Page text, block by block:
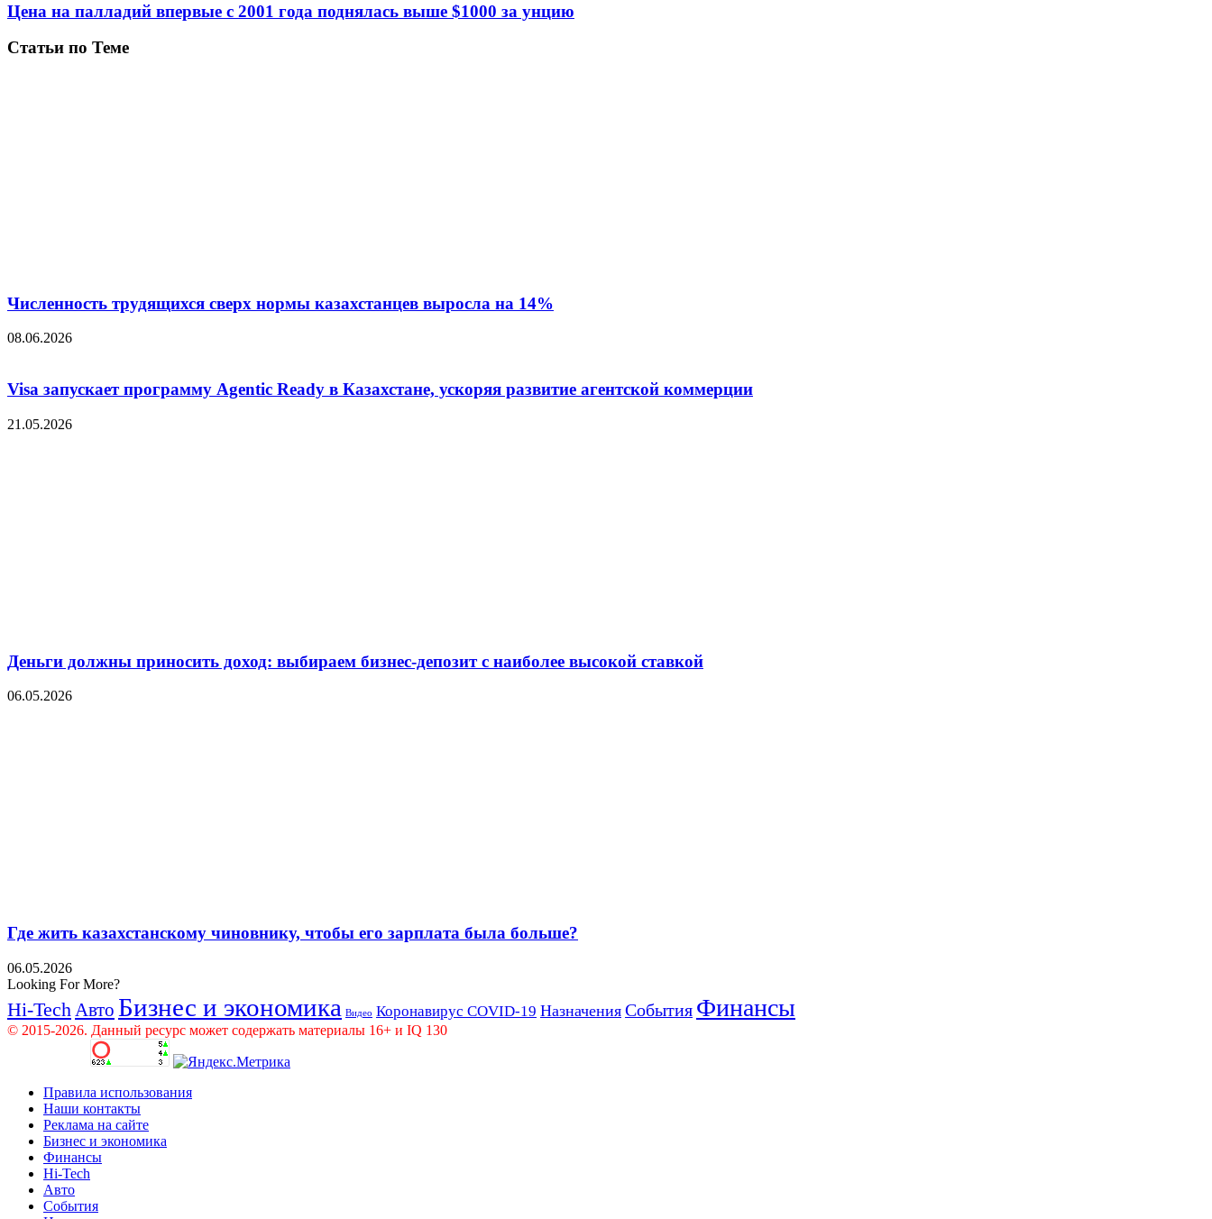
Цена на палладий впервые с 2001 года поднялась выше $1000 за унцию
Статьи по Теме
Численность трудящихся сверх нормы казахстанцев выросла на 14%
08.06.2026
Visa запускает программу Agentic Ready в Казахстане, ускоряя развитие агентской коммерции
21.05.2026
Деньги должны приносить доход: выбираем бизнес-депозит с наиболее высокой ставкой
06.05.2026
Где жить казахстанскому чиновнику, чтобы его зарплата была больше?
06.05.2026
Looking For More?
Hi-Tech Авто Бизнес и экономика Видео Коронавирус COVID-19 Назначения События Финансы
© 2015-2026. Данный ресурс может содержать материалы 16+ и IQ 130
Правила использования
Наши контакты
Реклама на сайте
Бизнес и экономика
Финансы
Hi-Tech
Авто
События